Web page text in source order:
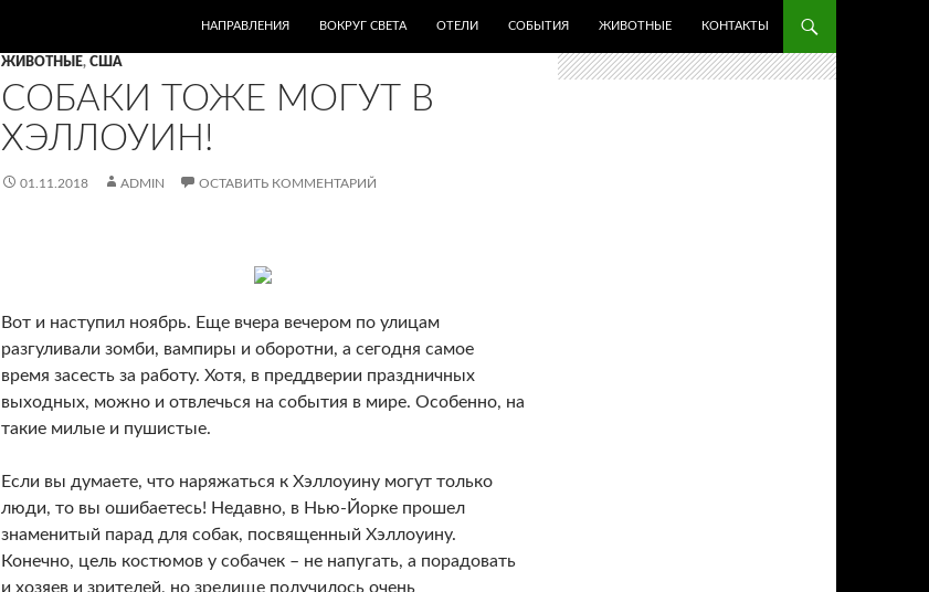
НАПРАВЛЕНИЯ
ВОКРУГ СВЕТА ОТЕЛИ СОБЫТИЯ ЖИВОТНЫЕ КОНТАКТЫ
ЖИВОТНЫЕ, США
СОБАКИ ТОЖЕ МОГУТ В
ХЭЛЛОУИН!
01.11.2018 ADMIN ОСТАВИТЬ КОММЕНТАРИЙ
Вот и наступил ноябрь. Еще вчера вечером по улицам
разгуливали зомби, вампиры и оборотни, а сегодня самое
время засесть за работу. Хотя, в преддверии праздничных
выходных, можно и отвлечься на события в мире. Особенно, на
такие милые и пушистые.
Если вы думаете, что наряжаться к Хэллоуину могут только
люди, то вы ошибаетесь! Недавно, в Нью-Йорке прошел
знаменитый парад для собак, посвященный Хэллоуину.
Конечно, цель костюмов у собачек – не напугать, а порадовать
и хозяев и зрителей, но зрелище получилось очень